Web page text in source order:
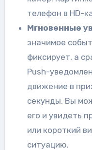
телефон в HD-
Мгновенные
значимое
фиксирует, а
Push-
движение в
секунды. Вы
его и увидеть
или короткий
ситуацию.